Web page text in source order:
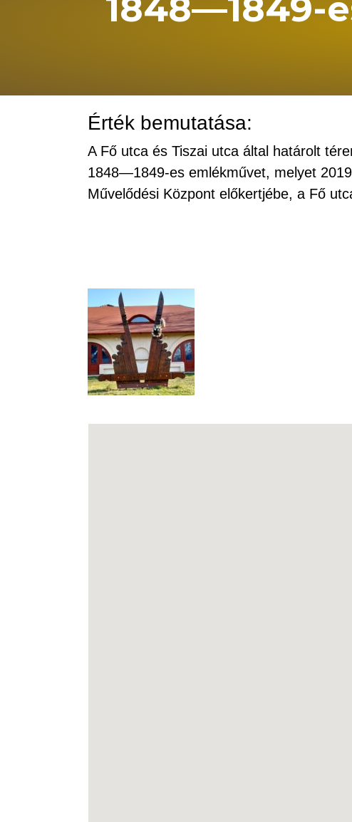
1848—1849-
Érték bemutatása:
A Fő utca és Tiszai utca által határolt
1848—1849-es emlékművet, melyet
Művelődési Központ előkertjébe, a Fő